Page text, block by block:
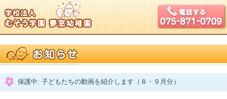
保護中: 子どもたちの動画を紹介します（８・９月分）